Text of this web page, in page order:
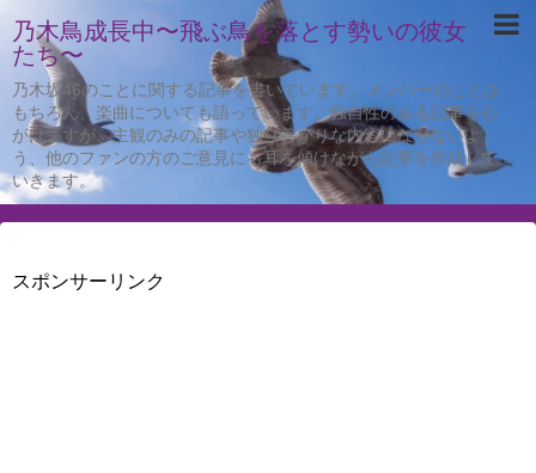
乃木鳥成長中〜飛ぶ鳥を落とす勢いの彼女
たち〜
乃木坂46のことに関する記事を書いています。メンバーのことは
もちろん、楽曲についても語っています。独自性のある記事を心
がけますが、主観のみの記事や独り善がりな内容にならないよ
う、他のファンの方のご意見にも耳を傾けながら記事を作成して
いきます。
スポンサーリンク